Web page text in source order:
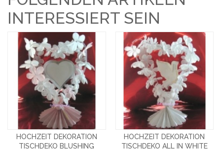
INTERESSIERT SEIN
HOCHZEIT DEKORATION
TISCHDEKO BLUSHING
HOCHZEIT DEKORATION
TISCHDEKO ALL IN WHITE